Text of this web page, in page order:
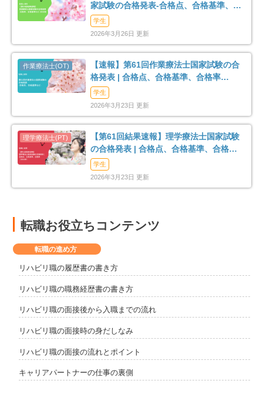
家試験の合格発表-合格点、合格基準、合
格率など-
学生
2026年3月26日 更新
【速報】第61回作業療法士国家試験の合
格発表 | 合格点、合格基準、合格率
（2026年）
学生
2026年3月23日 更新
【第61回結果速報】理学療法士国家試験
の合格発表 | 合格点、合格基準、合格率
（2026年）
学生
2026年3月23日 更新
転職お役立ちコンテンツ
転職の進め方
リハビリ職の履歴書の書き方
リハビリ職の職務経歴書の書き方
リハビリ職の面接後から入職までの流れ
リハビリ職の面接時の身だしなみ
リハビリ職の面接の流れとポイント
キャリアパートナーの仕事の裏側